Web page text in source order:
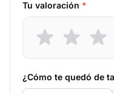
Tu valoración *
¿Cómo te quedó de